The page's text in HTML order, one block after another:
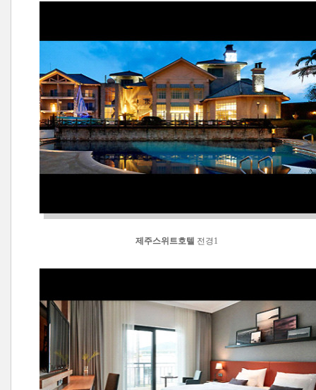
제주스위트호텔 전경1